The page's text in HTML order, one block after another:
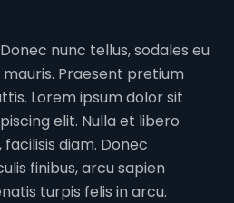
nunc tellus, sodales eu
Praesent pretium
Lorem ipsum dolor sit
elit. Nulla et libero
diam. Donec
finibus, arcu sapien
turpis felis in arcu.